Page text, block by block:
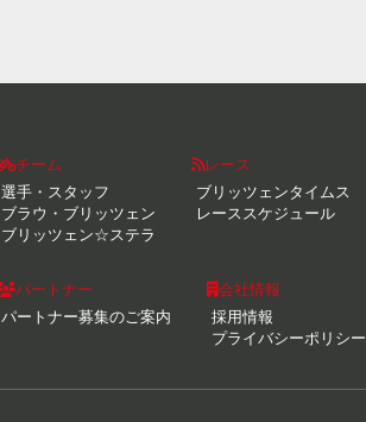
チーム
選手・スタッフ
ブラウ・ブリッツェン
ブリッツェン☆ステラ
レース
ブリッツェンタイムス
レーススケジュール
パートナー
パートナー募集のご案内
会社情報
採用情報
プライバシーポリシー